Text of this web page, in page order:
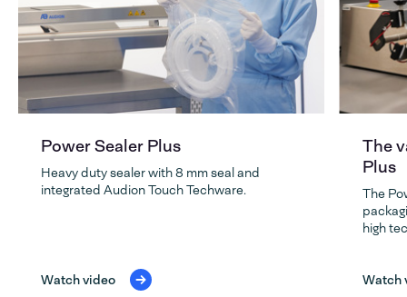
Power Sealer Plus
Heavy duty sealer with 8 mm seal and
integrated Audion Touch Techware.
Watch video
The
Plus
The
high
Watch